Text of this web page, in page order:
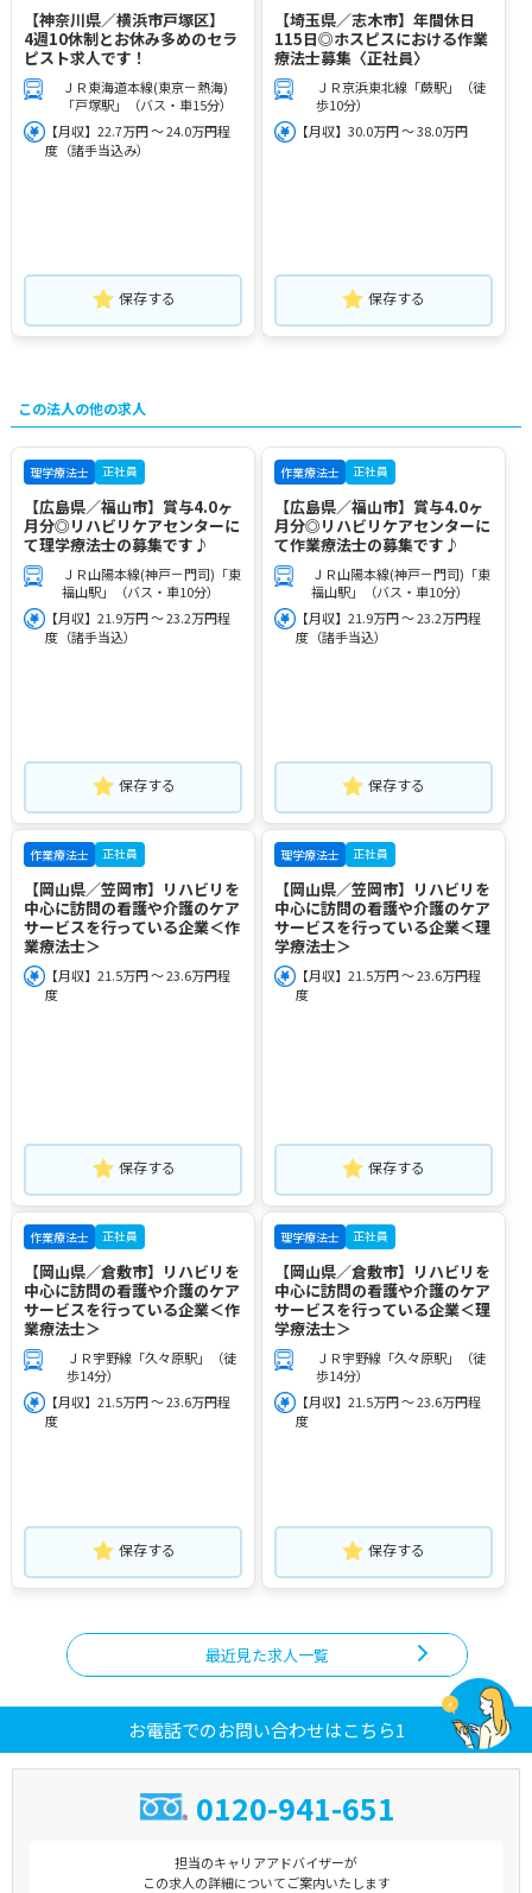
【神奈川県／横浜市戸塚区】
4週10休制とお休み多めのセラ
ピスト求人です！
ＪＲ東海道本線(東京－熱海)
「戸塚駅」（バス・車15分）
【月収】22.7万円 ～ 24.0万円程
度（諸手当込み）
保存する
【埼玉県／志木市】年間休日
115日◎ホスピスにおける作業
療法士募集〈正社員〉
ＪＲ京浜東北線「蕨駅」（徒
歩10分）
【月収】30.0万円 ～ 38.0万円
保存する
この法人の他の求人
理学療法士 正社員
【広島県／福山市】賞与4.0ヶ
月分◎リハビリケアセンターに
て理学療法士の募集です♪
ＪＲ山陽本線(神戸－門司)「東
福山駅」（バス・車10分）
【月収】21.9万円 ～ 23.2万円程
度（諸手当込）
保存する
作業療法士 正社員
【広島県／福山市】賞与4.0ヶ
月分◎リハビリケアセンターに
て作業療法士の募集です♪
ＪＲ山陽本線(神戸－門司)「東
福山駅」（バス・車10分）
【月収】21.9万円 ～ 23.2万円程
度（諸手当込）
保存する
作業療法士 正社員
【岡山県／笠岡市】リハビリを
中心に訪問の看護や介護のケア
サービスを行っている企業＜作
業療法士＞
【月収】21.5万円 ～ 23.6万円程
度
保存する
理学療法士 正社員
【岡山県／笠岡市】リハビリを
中心に訪問の看護や介護のケア
サービスを行っている企業＜理
学療法士＞
【月収】21.5万円 ～ 23.6万円程
度
保存する
作業療法士 正社員
【岡山県／倉敷市】リハビリを
中心に訪問の看護や介護のケア
サービスを行っている企業＜作
業療法士＞
ＪＲ宇野線「久々原駅」（徒
歩14分）
【月収】21.5万円 ～ 23.6万円程
度
保存する
理学療法士 正社員
【岡山県／倉敷市】リハビリを
中心に訪問の看護や介護のケア
サービスを行っている企業＜理
学療法士＞
ＪＲ宇野線「久々原駅」（徒
歩14分）
【月収】21.5万円 ～ 23.6万円程
度
保存する
最近見た求人一覧
お電話でのお問い合わせはこちら1
0120-941-651
担当のキャリアアドバイザーが
この求人の詳細についてご案内いたします